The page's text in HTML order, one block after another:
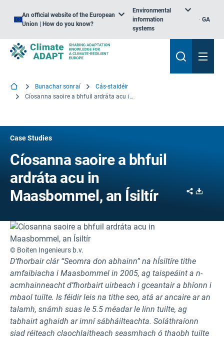
An official website of the European
Union | How do you know?
Environmental
information
systems
GA
Bunachar sonraí
Cás-staidéir
Cíosanna saoire a bhfuil ardráta acu in Maasbommel, an Ísiltír
Case Studies
Cíosanna saoire a bhfuil
ardráta acu in
Maasbommel, an Ísiltír
Share
© Boiten Ingenieurs b.v.
D‘fhorbair clár “Seomra don abhainn” na hÍsiltíre tithe
amfaibiacha i Maasbommel in 2005, ag taispeáint a n-
acmhainneacht d’fhorbairt uirbeach i gceantair a bhíonn i
mbaol tuilte. Is féidir leis na tithe seo, atá ar ancaire ar an
talamh, snámh suas le 5.5 méadar le linn tuilte, ag
tabhairt aghaidh ar imní sábháilteachta. Soláthraíonn
siad réiteach claochlaitheach seasmhach ó thaobh tuilte